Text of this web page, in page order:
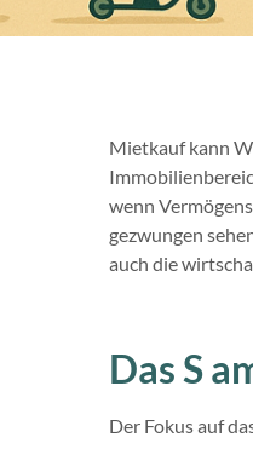
Mietkauf kann
wenn
gezwungen
auch die
Das S
Der Fokus auf